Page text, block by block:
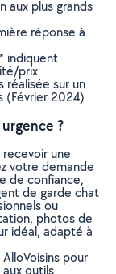
aux plus grands
réponse à
indiquent
prix
réalisée sur un
(Février 2024)
?
une
votre demande
de confiance,
de garde chat
ou
photos de
idéal, adapté à
pour
outils